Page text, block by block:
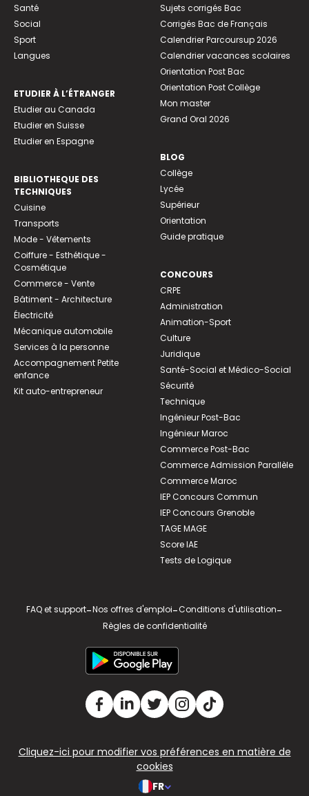
Santé
Social
Sport
Langues
ETUDIER À L’ÉTRANGER
Etudier au Canada
Etudier en Suisse
Etudier en Espagne
BIBLIOTHEQUE DES
TECHNIQUES
Cuisine
Transports
Mode - Vêtements
Coiffure - Esthétique -
Cosmétique
Commerce - Vente
Bâtiment - Architecture
Électricité
Mécanique automobile
Services à la personne
Accompagnement Petite
enfance
Kit auto-entrepreneur
Sujets corrigés Bac
Corrigés Bac de Français
Calendrier Parcoursup 2026
Calendrier vacances scolaires
Orientation Post Bac
Orientation Post Collège
Mon master
Grand Oral 2026
BLOG
Collège
Lycée
Supérieur
Orientation
Guide pratique
CONCOURS
CRPE
Administration
Animation-Sport
Culture
Juridique
Santé-Social et Médico-Social
Sécurité
Technique
Ingénieur Post-Bac
Ingénieur Maroc
Commerce Post-Bac
Commerce Admission Parallèle
Commerce Maroc
IEP Concours Commun
IEP Concours Grenoble
TAGE MAGE
Score IAE
Tests de Logique
FAQ et support-Nos offres d'emploi-Conditions d'utilisation-
Règles de confidentialité
Cliquez-ici pour modifier vos préférences en matière de
cookies
FR